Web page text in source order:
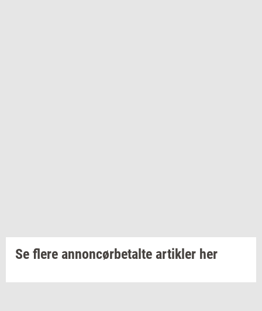
Se flere annoncørbetalte artikler her